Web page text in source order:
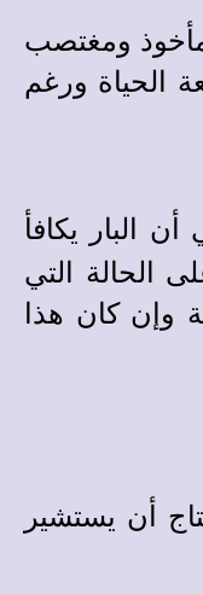
ومغتصب
الحياة ورغم
البار يكافأ
الحالة التي
وإن كان هذا
أن يستشير